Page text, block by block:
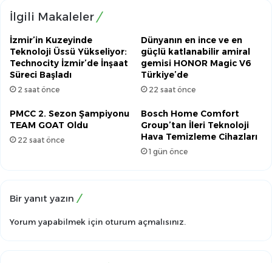
İlgili Makaleler
İzmir’in Kuzeyinde
Teknoloji Üssü Yükseliyor:
Technocity İzmir’de İnşaat
Süreci Başladı
2 saat önce
Dünyanın en ince ve en
güçlü katlanabilir amiral
gemisi HONOR Magic V6
Türkiye’de
22 saat önce
PMCC 2. Sezon Şampiyonu
TEAM GOAT Oldu
22 saat önce
Bosch Home Comfort
Group’tan İleri Teknoloji
Hava Temizleme Cihazları
1 gün önce
Bir yanıt yazın
Yorum yapabilmek için oturum açmalısınız.